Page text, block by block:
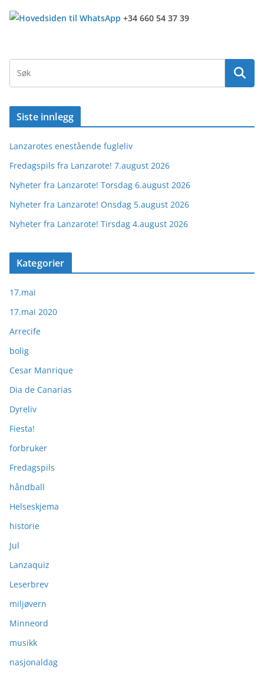
+34 660 54 37 39
Siste innlegg
Lanzarotes enestående fugleliv
Fredagspils fra Lanzarote! 7.august 2026
Nyheter fra Lanzarote! Torsdag 6.august 2026
Nyheter fra Lanzarote! Onsdag 5.august 2026
Nyheter fra Lanzarote! Tirsdag 4.august 2026
Kategorier
17.mai
17.mai 2020
Arrecife
bolig
Cesar Manrique
Dia de Canarias
Dyreliv
Fiesta!
forbruker
Fredagspils
håndball
Helseskjema
historie
Jul
Lanzaquiz
Leserbrev
miljøvern
Minneord
musikk
nasjonaldag